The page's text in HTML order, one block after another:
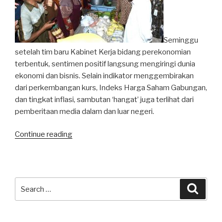
Seminggu
setelah tim baru Kabinet Kerja bidang perekonomian
terbentuk, sentimen positif langsung mengiringi dunia
ekonomi dan bisnis. Selain indikator menggembirakan
dari perkembangan kurs, Indeks Harga Saham Gabungan,
dan tingkat inflasi, sambutan ‘hangat’ juga terlihat dari
pemberitaan media dalam dan luar negeri.
Continue reading“Menjaga
for: